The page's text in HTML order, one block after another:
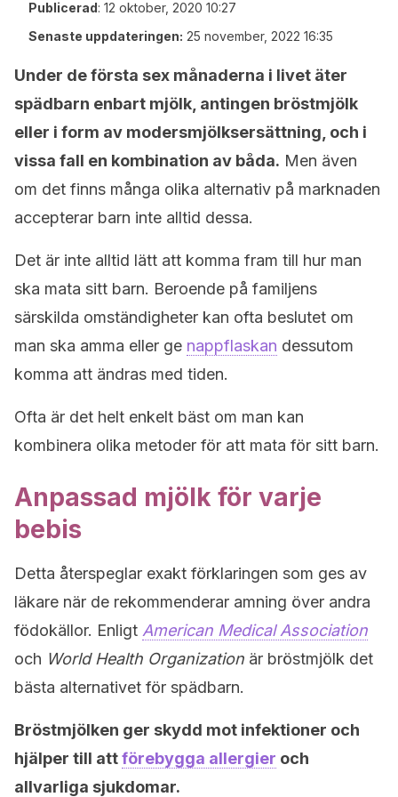
Publicerad: 12 oktober, 2020 10:27
Senaste uppdateringen: 25 november, 2022 16:35
Under de första sex månaderna i livet äter
spädbarn enbart mjölk, antingen bröstmjölk
eller i form av modersmjölksersättning, och i
vissa fall en kombination av båda. Men även
om det finns många olika alternativ på marknaden
accepterar barn inte alltid dessa.
Det är inte alltid lätt att komma fram till hur man
ska mata sitt barn. Beroende på familjens
särskilda omständigheter kan ofta beslutet om
man ska amma eller ge nappflaskan dessutom
komma att ändras med tiden.
Ofta är det helt enkelt bäst om man kan
kombinera olika metoder för att mata för sitt barn.
Anpassad mjölk för varje
bebis
Detta återspeglar exakt förklaringen som ges av
läkare när de rekommenderar amning över andra
födokällor. Enligt American Medical Association
och World Health Organization är bröstmjölk det
bästa alternativet för spädbarn.
Bröstmjölken ger skydd mot infektioner och
hjälper till attförebygga allergier och
allvarliga sjukdomar.